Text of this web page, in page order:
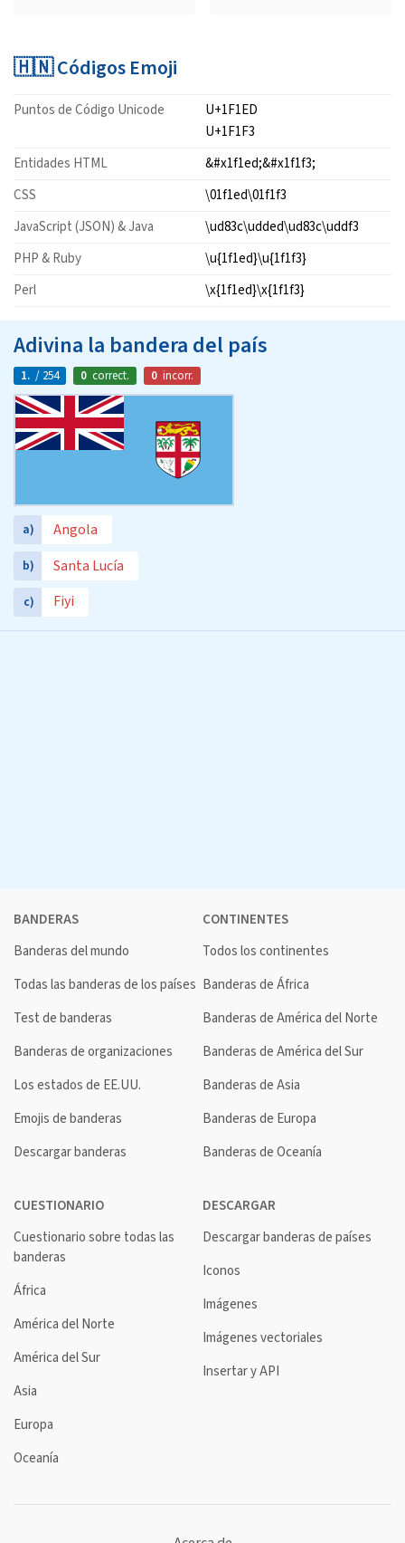
🇭🇳 Códigos Emoji
Puntos de Código Unicode
U+1F1ED
U+1F1F3
Entidades HTML
&#x1f1ed;&#x1f1f3;
CSS
\01f1ed\01f1f3
JavaScript (JSON) & Java
\ud83c\udded\ud83c\uddf3
PHP & Ruby
\u{1f1ed}\u{1f1f3}
Perl
\x{1f1ed}\x{1f1f3}
Adivina la bandera del país
1. / 254 0 correct. 0 incorr.
a) Angola
b) Santa Lucía
c) Fiyi
BANDERAS
Banderas del mundo
Todas las banderas de los países
Test de banderas
Banderas de organizaciones
Los estados de EE.UU.
Emojis de banderas
Descargar banderas
CONTINENTES
Todos los continentes
Banderas de África
Banderas de América del Norte
Banderas de América del Sur
Banderas de Asia
Banderas de Europa
Banderas de Oceanía
CUESTIONARIO
Cuestionario sobre todas las
banderas
África
América del Norte
América del Sur
Asia
Europa
Oceanía
DESCARGAR
Descargar banderas de países
Iconos
Imágenes
Imágenes vectoriales
Insertar y API